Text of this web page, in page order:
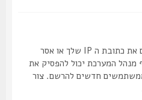
יכול להיות שמנהל המערכת חסם את כתובת ה IP שלך או אסר
המערכת יכול להפסיק את
חדשים להרשם. צור